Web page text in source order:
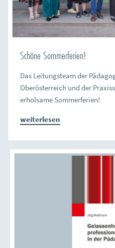
Schöne Sommerferien!
Das Leitungsteam der
Oberösterreich und der
erholsame Sommerferien!
weiterlesen